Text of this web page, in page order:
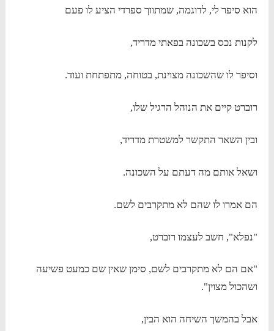
הוא סיפר לי, לדוגמה, שמתווך ספרדי הציע לו פעם
לקנות נכס בשכונה בפאתי מדריד,
וסיפר לו שהשכונה מצוינת, בטוחה, מתפתחת ועוד.
רוברט קיים את הנוהל הרגיל שלו,
ובין השאר התקשר למשטרת מדריד,
ושאל אותם מה דעתם על השכונה.
הם אמרו לו שהם לא מתקרבים לשם.
"נפלא", חשב לעצמו רוברט,
"אם הם לא מתקרבים לשם, סימן שאין שם כמעט פשיעה
ושהכול מצוין".
אבל בהמשך השיחה הוא הבין,